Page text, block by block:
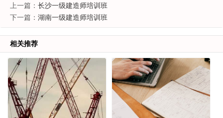
上一篇： 长沙一级建造师培训班
下一篇： 湖南一级建造师培训班
相关推荐